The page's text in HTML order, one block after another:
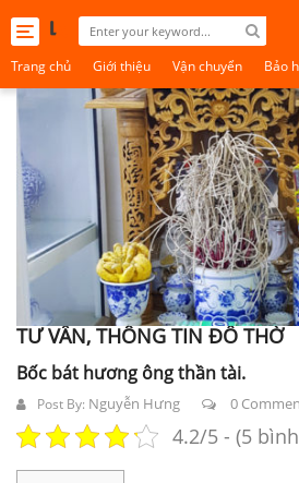
Toggle
navigation
Trang chủ Giới thiệu Vận chuyển Bảo
TƯ VẤN, THÔNG TIN ĐỒ THỜ
Bốc bát hương ông thần tài.
Post By: Nguyễn Hưng 0
4.2/5 - (5